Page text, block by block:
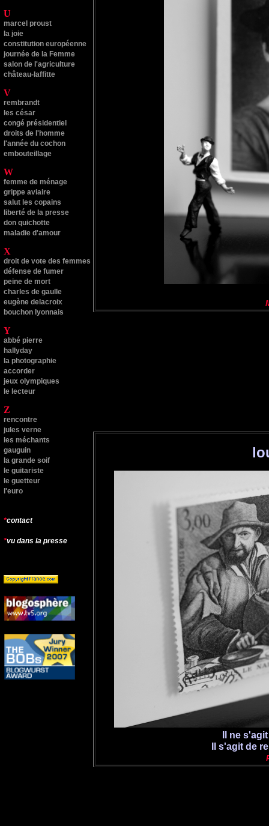
U
marcel proust
la joie
constitution européenne
journée de la Femme
salon de l'agriculture
château-laffitte
V
rembrandt
les césar
congé présidentiel
droits de l'homme
l'année du cochon
embouteillage
W
femme de ménage
grippe aviaire
salut les copains
liberté de la presse
don quichotte
maladie d'amour
X
droit de vote des femmes
défense de fumer
peine de mort
charles de gaulle
eugène delacroix
bouchon lyonnais
Y
abbé pierre
hallyday
a photographie
accorder
jeux olympiques
le lecteur
Z
rencontre
jules verne
les méchants
gauguin
la grande soif
le guitariste
le guetteur
l'euro
*contact
*vu dans la presse
Il ne
Il s'agit de